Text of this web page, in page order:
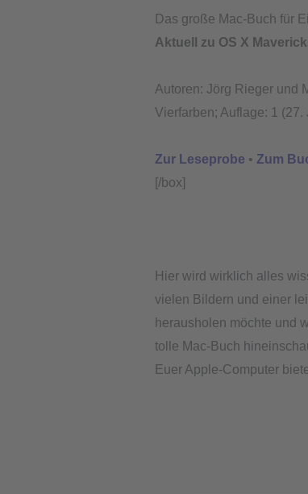
Das große Mac-Buch für
Aktuell zu OS X
Autoren: Jörg Rieger und
Vierfarben; Auflage: 1
Zur Leseprobe • Zum
[/box]
Hier wird wirklich alles
vielen Bildern und einer
herausholen möchte und
tolle Mac-Buch
Euer Apple-Computer